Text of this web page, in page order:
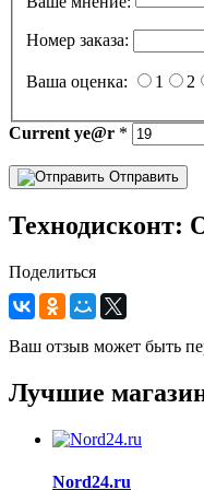
Номер заказа:
Ваша оценка: 1 2
Current ye@r *
Отправить
Технодисконт:
Поделиться
Ваш отзыв может быть
Лучшие
Nord24.ru